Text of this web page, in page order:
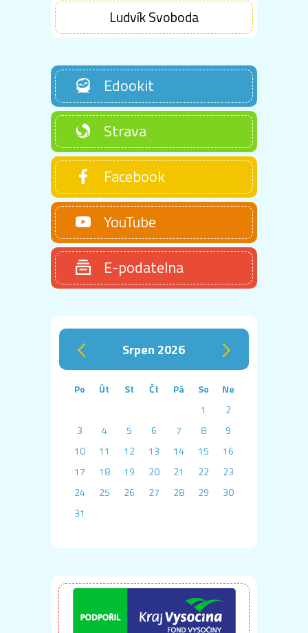
Ludvík Svoboda
Edookit
Strava
Facebook
YouTube
E-podatelna
‹ srpen 2026 ›
Po Út St Čt Pá So
Ne
1
2
3
4 5 6 7 8
9
10
11 12 13 14 15
16
17
18 19 20 21 22
23
24
25 26 27 28 29
30
31